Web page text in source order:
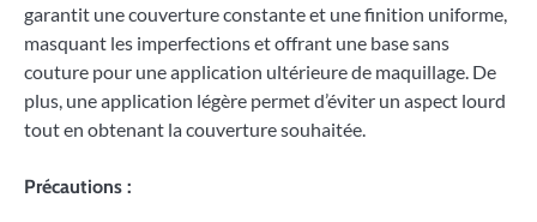
garantit une couverture constante et une finition uniforme,
masquant les imperfections et offrant une base sans
couture pour une application ultérieure de maquillage. De
plus, une application légère permet d’éviter un aspect lourd
tout en obtenant la couverture souhaitée.
Précautions :